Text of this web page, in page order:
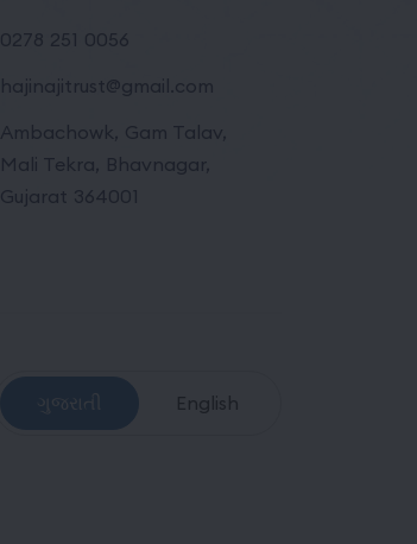
0278 251 0056
hajinajitrust@gmail.com
Ambachowk, Gam Talav,
Mali Tekra, Bhavnagar,
Gujarat 364001
ગુજરાતી English